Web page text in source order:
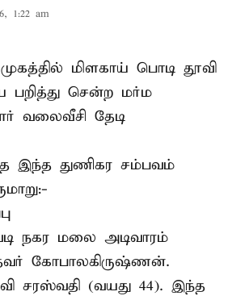
1:22 am
மிளகாய் பொடி தூவி
சென்ற மர்ம
வலைவீசி தேடி
இந்த துணிகர சம்பவம்
நகர மலை அடிவாரம்
கோபாலகிருஷ்ணன்.
சரஸ்வதி (வயது 44). இந்த